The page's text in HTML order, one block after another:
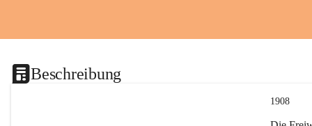
Beschreibung
1908